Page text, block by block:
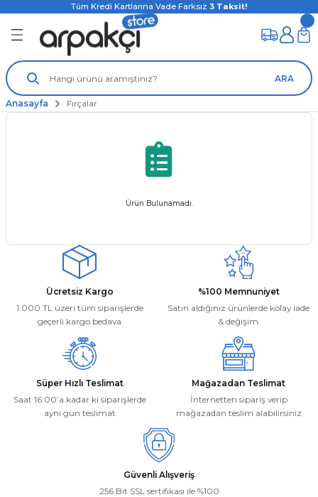
Tüm Kredi Kartlarına Vade Farksız 3 Taksit!
ARA
Anasayfa Fırçalar
Ürün Bulunamadı.
Ücretsiz Kargo
1.000 TL üzeri tüm siparişlerde
geçerli kargo bedava
%100 Memnuniyet
Satın aldığınız ürünlerde kolay iade
& değişim
Süper Hızlı Teslimat
Saat 16:00’a kadar ki siparişlerde
aynı gün teslimat
Mağazadan Teslimat
İnternetten sipariş verip
mağazadan teslim alabilirsiniz
Güvenli Alışveriş
256 Bit SSL sertifikası ile %100